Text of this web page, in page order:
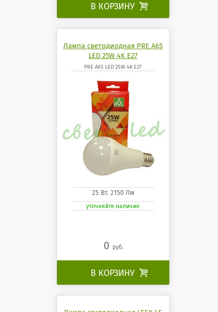
В КОРЗИНУ 
Лампа светодиодная PRE A65
LED 25W 4K E27
PRE A65 LED 25W 4K E27
25 Вт. 2150 Лм
уточняйте наличие
0 руб.
В КОРЗИНУ 